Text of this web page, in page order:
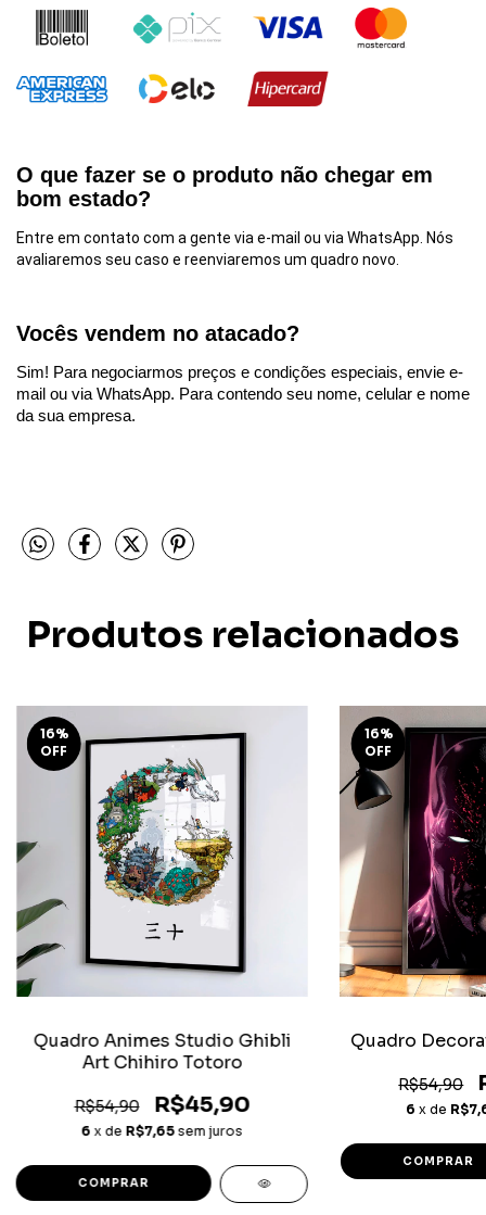
O que fazer se o produto não chegar em
bom estado?
Entre em contato com a gente via e-mail ou via WhatsApp. Nós
avaliaremos seu caso e reenviaremos um quadro novo.
Vocês vendem no atacado?
Sim! Para negociarmos preços e condições especiais, envie e-
mail ou via WhatsApp. Para contendo seu nome, celular e nome
da sua empresa.
Produtos relacionados
16%
OFF
Quadro Animes Studio Ghibli
Art Chihiro Totoro
R$54,90 R$45,90
6 x de R$7,65 sem juros
COMPRAR
16%
OFF
Quadro
R$54,90
6 x de
COMPRAR